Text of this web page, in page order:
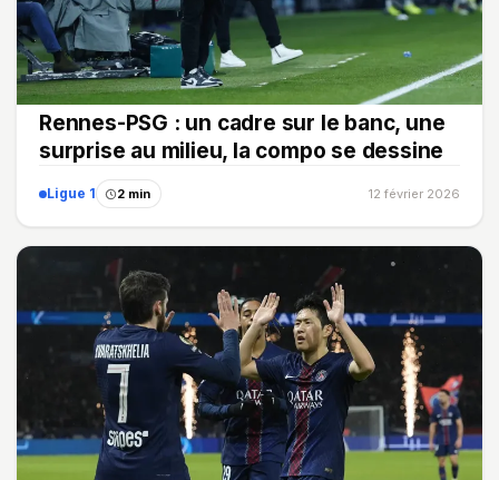
Rennes-PSG : un cadre sur le banc, une
surprise au milieu, la compo se dessine
Ligue 1 2 min 12 février 2026